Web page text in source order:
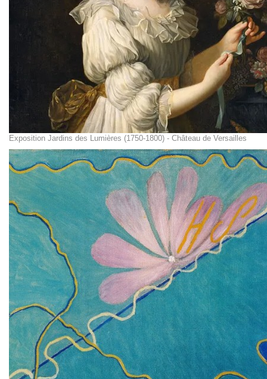
Exposition Jardins des Lumières (1750-1800) - Château de Versailles